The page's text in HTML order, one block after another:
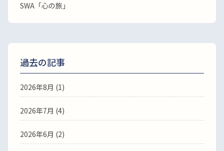
SWA「心の旅」
過去の記事
2026年8月 (1)
2026年7月 (4)
2026年6月 (2)